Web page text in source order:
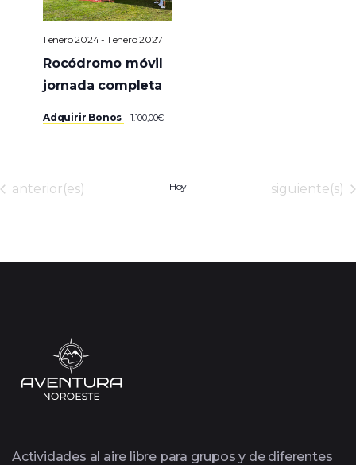
1 enero 2024-1 enero 2027
Rocódromo móvil
jornada completa
Adquirir Bonos 1.100,00€
Eventos
anterior(es) Hoy Eventos
siguiente(s)
Actividades al aire libre para grupos y de diferentes